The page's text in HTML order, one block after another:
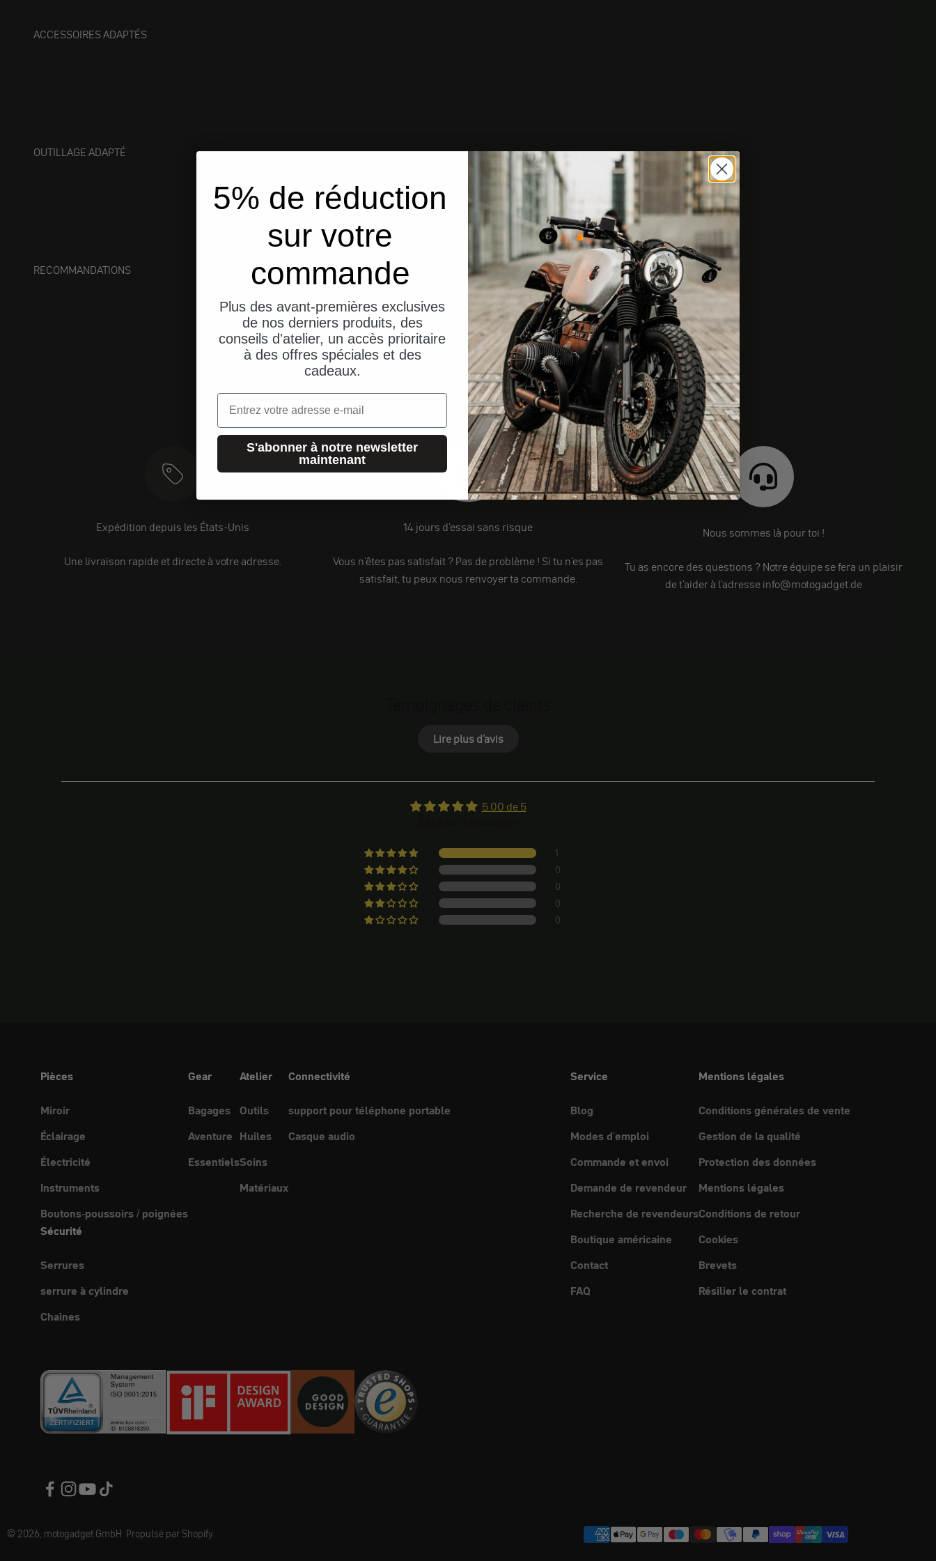
ACCESSOIRES ADAPTÉS
OUTILLAGE ADAPTÉ
RECOMMANDATIONS
Expédition depuis les États-Unis
Une livraison rapide et directe à votre adresse.
14 jours d'essai sans risque
Vous n'êtes pas satisfait ? Pas de problème ! Si tu n'es pas
satisfait, tu peux nous renvoyer ta commande.
Nous sommes là pour toi !
Tu as encore des questions ? Notre équipe se fera un plaisir
de t'aider à l'adresse info@motogadget.de
Lire plus d'avis
5.00 de 5
1
0
0
0
0
Pièces
Miroir
Éclairage
Électricité
Instruments
Boutons-poussoirs / poignées
Gear
Bagages
Aventure
Essentiels
Atelier
Outils
Huiles
Soins
Matériaux
Connectivité
support pour téléphone portable
Casque audio
Sécurité
Serrures
serrure à cylindre
Chaînes
Service
Blog
Modes d'emploi
Commande et envoi
Demande de revendeur
Recherche de revendeurs
Boutique américaine
Contact
FAQ
Mentions légales
Conditions générales de vente
Gestion de la qualité
Protection des données
Mentions légales
Conditions de retour
Cookies
Brevets
Résilier le contrat
© 2026, motogadget GmbH. Propulsé par Shopify
5% de réduction
sur votre
commande
Plus des avant-premières exclusives
de nos derniers produits, des
conseils d'atelier, un accès prioritaire
à des offres spéciales et des
cadeaux.
Email
S'abonner à notre newsletter
maintenant